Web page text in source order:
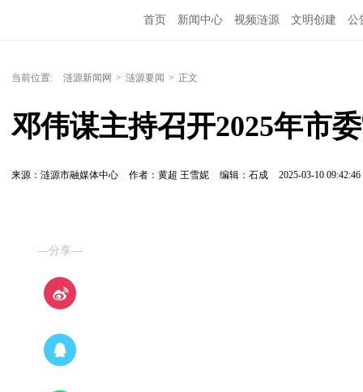
首页 新闻中心 视频涟源 文明创建 公
当前位置: 涟源新闻网 > 涟源要闻 > 正文
邓伟谋主持召开2025年市
来源：涟源市融媒体中心 作者：黄超 王雪妮 编辑：石成 2025-03-10 09:42:46
—分享—